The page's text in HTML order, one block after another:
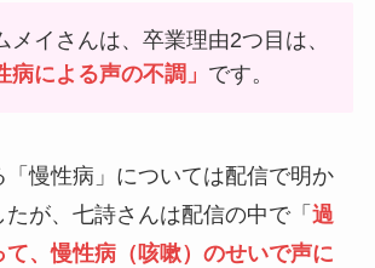
メイさんは、卒業理由2つ目は、
病による声の不調」 です。
「慢性病」については配信で明か
が、七詩さんは配信の中で「 過
、慢性病（咳嗽）のせいで声に